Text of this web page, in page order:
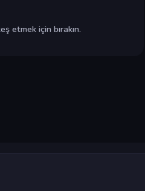
etmek için bırakın.